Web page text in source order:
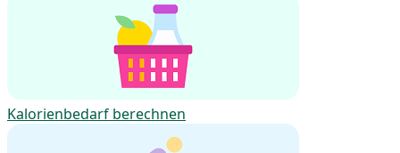
Kalorienbedarf berechnen